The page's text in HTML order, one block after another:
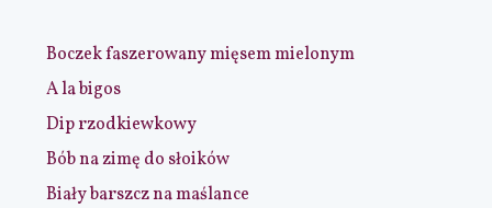
Boczek faszerowany mięsem mielonym
A la bigos
Dip rzodkiewkowy
Bób na zimę do słoików
Biały barszcz na maślance